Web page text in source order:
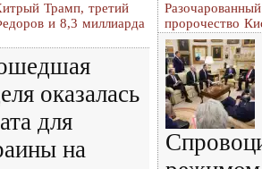
Трамп, третий
и 8,3 миллиарда
оказалась
для
на
пророчество